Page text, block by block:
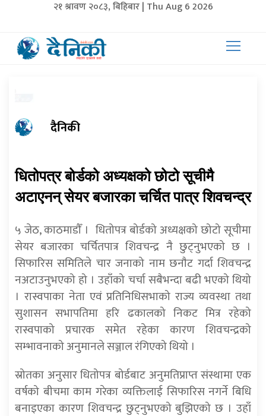
२१ श्रावण २०८३, बिहिबार | Thu Aug 6 2026
दैनिकी
धितोपत्र बोर्डको अध्यक्षको छोटो सूचीमै
अटाएनन् सेयर बजारका चर्चित पात्र शिवचन्द्र
५ जेठ, काठमाडाैँ । धितोपत्र बोर्डको अध्यक्षको छोटो सूचीमा
सेयर बजारका चर्चितपात्र शिवचन्द्र नै छुट्नुभएको छ ।
सिफारिस समितिले चार जनाको नाम छनाैट गर्दा शिवचन्द्र
नअटाउनुभएको हो । उहाँको चर्चा सबैभन्दा बढी भएको थियो
। रास्वपाका नेता एवं प्रतिनिधिसभाको राज्य व्यवस्था तथा
सुशासन सभापतिमा हरि ढकालको निकट मित्र रहेको
रास्वपाको प्रचारक समेत रहेका कारण शिवचन्द्रको
सम्भावनाको अनुमानले सञ्जाल रंगिएको थियो ।
स्रोतका अनुसार धितोपत्र बोर्डबाट अनुमतिप्राप्त संस्थामा एक
वर्षको बीचमा काम गरेका व्यक्तिलाई सिफारिस नगर्ने बिधि
बनाइएका कारण शिवचन्द्र छुट्नुभएको बुझिएको छ । उहाँ